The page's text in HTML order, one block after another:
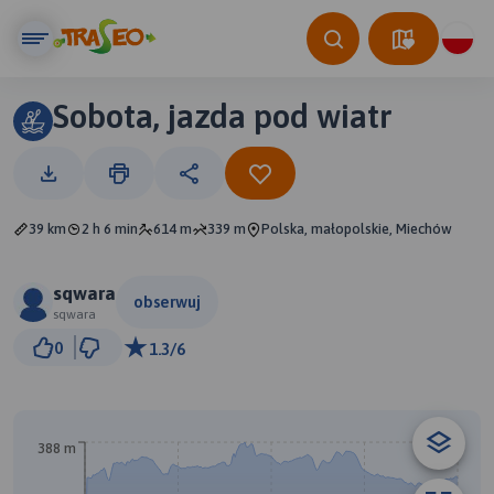
Sobota, jazda pod wiatr
39 km 2 h 6 min 614 m 339 m Polska, małopolskie, Miechów
sqwara
sqwara
obserwuj
0 1.3/6
388 m